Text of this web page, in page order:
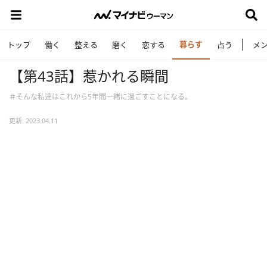
トップ 働く 整える 磨く 恋する 暮らす 占う メ
【第43話】惹かれる瞬間
＃そんな私達はこれから5年間一緒に過ごすことになる。
更新: 2023.04.11